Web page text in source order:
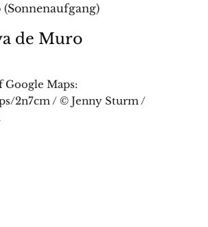
de Muro
Google Maps:
2n7cm / © Jenny Sturm /